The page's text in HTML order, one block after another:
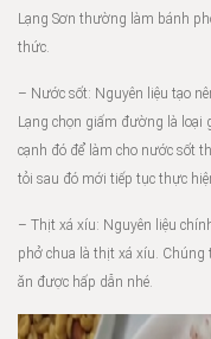
Lạng Sơn thường làm bánh
thức.
– Nước sốt: Nguyên liệu tạo
Lạng chọn giấm đường là loại
cạnh đó để làm cho nước sốt
tỏi sau đó mới tiếp tục thực
– Thịt xá xíu: Nguyên liệu
phở chua là thịt xá xíu. Chúng
ăn được hấp dẫn nhé.